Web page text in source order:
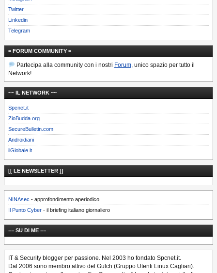
Twitter
Linkedin
Telegram
= FORUM COMMUNITY =
Partecipa alla community con i nostri Forum, unico spazio per tutto il
Network!
~~ IL NETWORK ~~
Spcnet.it
ZioBudda.org
SecureBulletin.com
Androidiani
ilGlobale.it
[[ LE NEWSLETTER ]]
NINAsec - approfondimento aperiodico
Il Punto Cyber - il briefing italiano giornaliero
== SU DI ME ==
IT & Security blogger per passione. Nel 2003 ho fondato Spcnet.it.
Dal 2006 sono membro attivo del Gulch (Gruppo Utenti Linux Cagliari).